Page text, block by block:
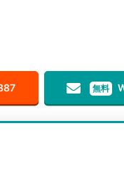
無料